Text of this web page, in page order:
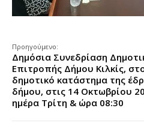
Προηγούμενο:
Δημόσια Συνεδρίαση
Επιτροπής Δήμου Κιλκίς,
δημοτικό κατάστημα της
δήμου, στις 14 Οκτωβρίου
ημέρα Τρίτη & ώρα 08:30